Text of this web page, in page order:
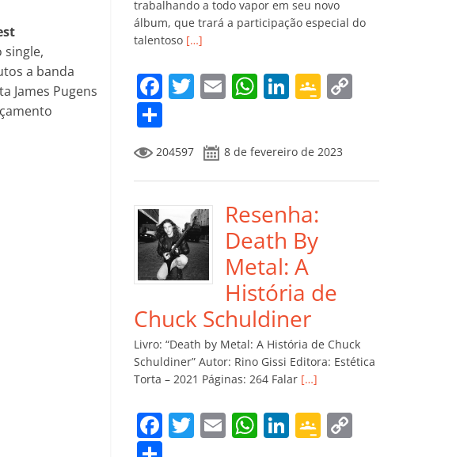
single,
a banda
James Pugens
trabalhando a todo vapor em seu novo
álbum, que trará a participação especial do
talentoso […]
F
e
b
o
o
k
T
itt
er
E
l
W
s
A
p
p
Li
e
dI
n
G
gl
e
ro
m
Li
o
m
p
ar
til
h
ar
204597 8 de fevereiro de 2023
Resenha:
Death By
Metal: A
História de
Chuck Schuldiner
Livro: “Death by Metal: A História de Chuck
Schuldiner” Autor: Rino Gissi Editora: Estética
Torta – 2021 Páginas: 264 Falar […]
F T E W Li G